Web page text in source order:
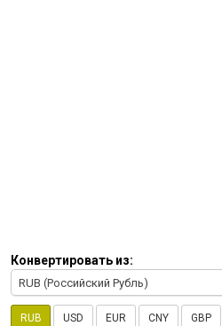
Конвертировать из:
RUB (Российский Рубль)
RUB USD EUR CNY GBP